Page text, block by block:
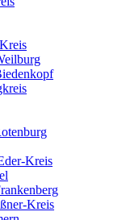
Kreis
Kreis